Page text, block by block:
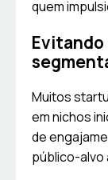
quem
Evitando
Muitos
em nichos
de
público-alvo